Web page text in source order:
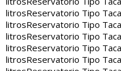
litrosReservatorio Tipo
litrosReservatorio Tipo
litrosReservatorio Tipo
litrosReservatorio Tipo
litrosReservatorio Tipo